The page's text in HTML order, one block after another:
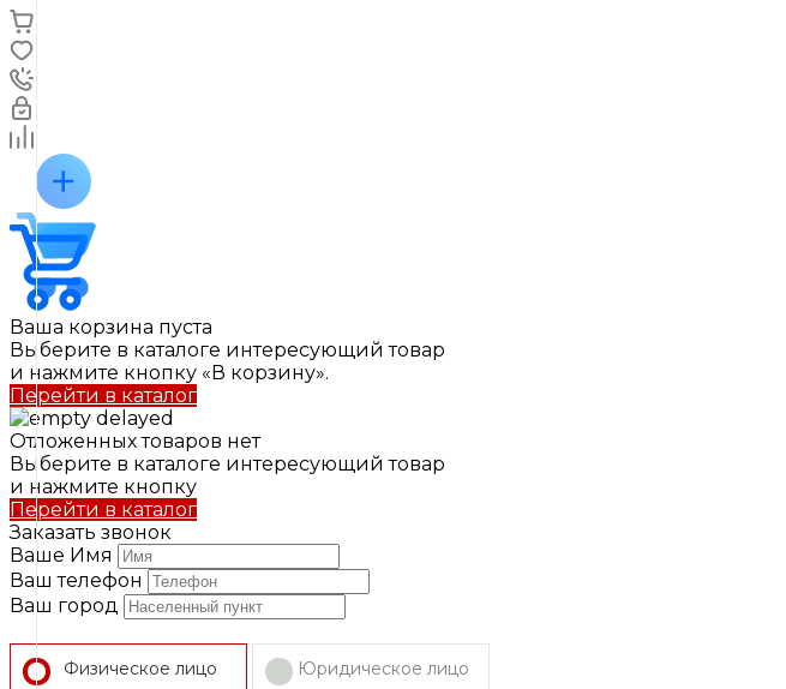
Ваша корзина пуста
Выберите в каталоге интересующий товар
и нажмите кнопку «В корзину».
Перейти в каталог
Отложенных товаров нет
Выберите в каталоге интересующий товар
и нажмите кнопку
Перейти в каталог
Заказать звонок
Ваше Имя
Ваш телефон
Ваш город
Физическое лицо Юридическое лицо